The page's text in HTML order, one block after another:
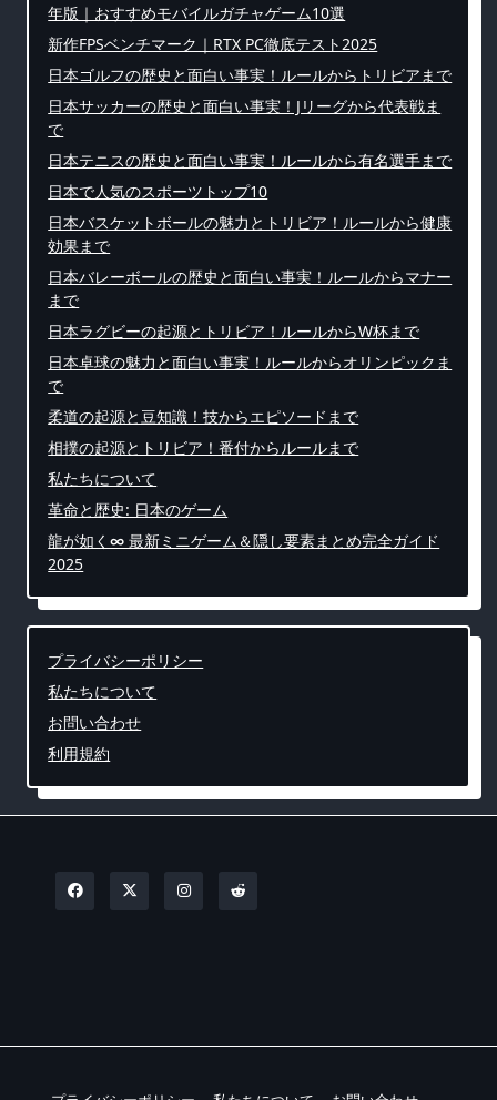
年版｜おすすめモバイルガチャゲーム10選
新作FPSベンチマーク｜RTX PC徹底テスト2025
日本ゴルフの歴史と面白い事実！ルールからトリビアまで
日本サッカーの歴史と面白い事実！Jリーグから代表戦ま
で
日本テニスの歴史と面白い事実！ルールから有名選手まで
日本で人気のスポーツトップ10
日本バスケットボールの魅力とトリビア！ルールから健康
効果まで
日本バレーボールの歴史と面白い事実！ルールからマナー
まで
日本ラグビーの起源とトリビア！ルールからW杯まで
日本卓球の魅力と面白い事実！ルールからオリンピックま
で
柔道の起源と豆知識！技からエピソードまで
相撲の起源とトリビア！番付からルールまで
私たちについて
革命と歴史: 日本のゲーム
龍が如く∞ 最新ミニゲーム＆隠し要素まとめ完全ガイド
2025
プライバシーポリシー
私たちについて
お問い合わせ
利用規約